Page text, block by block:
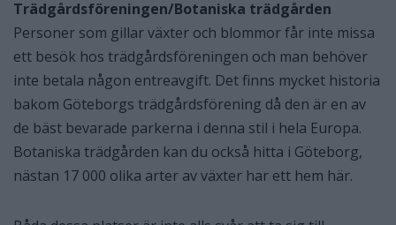
Trädgårdsföreningen/Botaniska trädgården
Personer som gillar växter och blommor får inte missa
ett besök hos trädgårdsföreningen och man behöver
inte betala någon entreavgift. Det finns mycket historia
bakom Göteborgs trädgårdsförening då den är en av
de bäst bevarade parkerna i denna stil i hela Europa.
Botaniska trädgården kan du också hitta i Göteborg,
nästan 17 000 olika arter av växter har ett hem här.